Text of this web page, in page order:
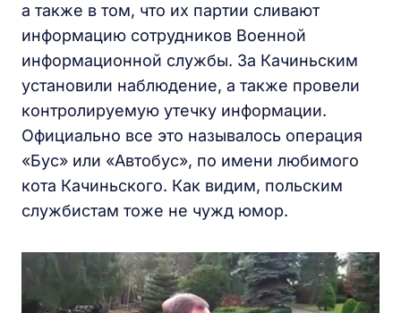
а также в том, что их партии сливают
информацию сотрудников Военной
информационной службы. За Качиньским
установили наблюдение, а также провели
контролируемую утечку информации.
Официально все это называлось операция
«Бус» или «Автобус», по имени любимого
кота Качиньского. Как видим, польским
службистам тоже не чужд юмор.